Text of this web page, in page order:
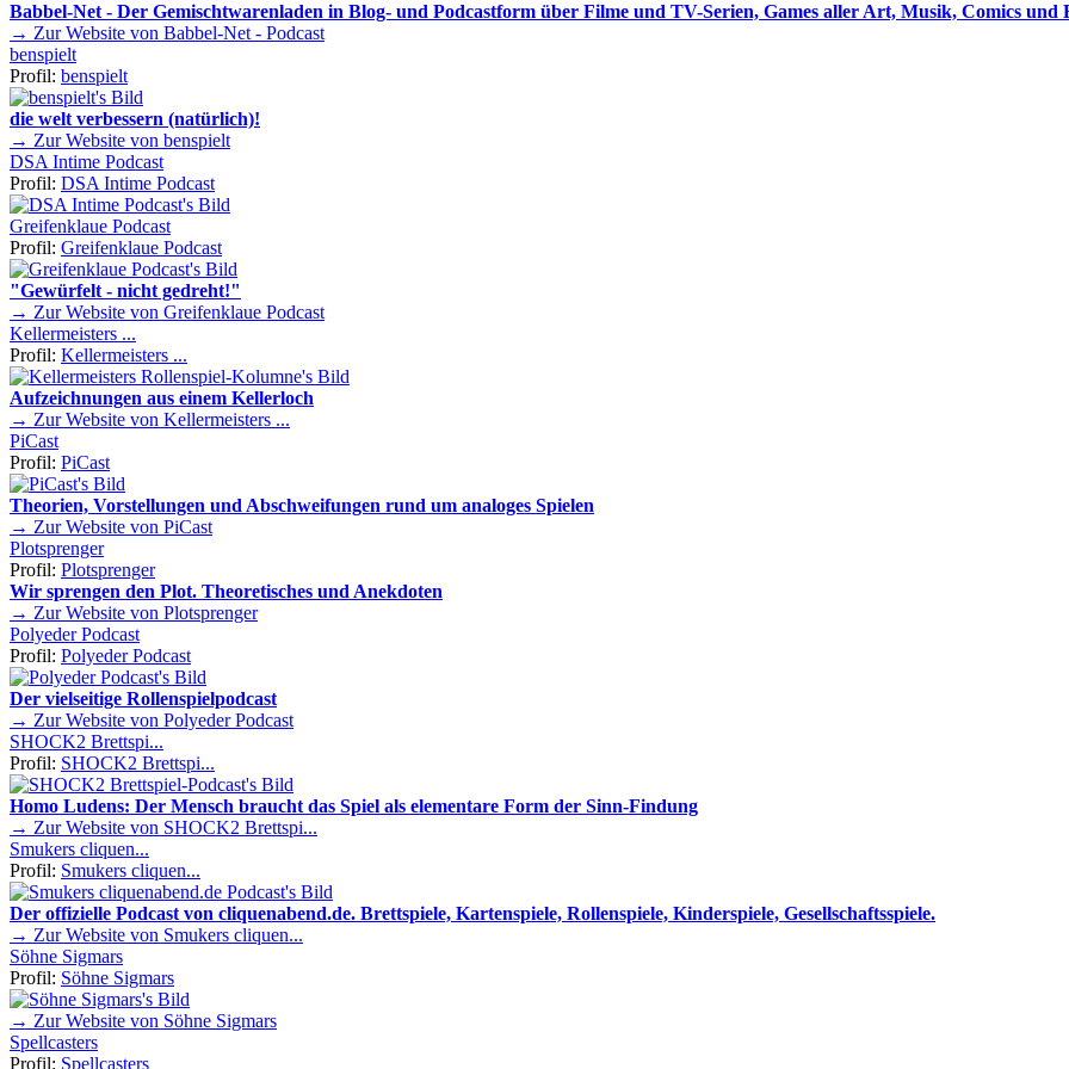
Babbel-Net - Der Gemischtwarenladen in Blog- und Podcastform über Filme und TV-Serien, Games aller Art, Musik, Comics und
→ Zur Website von Babbel-Net - Podcast
benspielt
Profil: benspielt
die welt verbessern (natürlich)!
→ Zur Website von benspielt
DSA Intime Podcast
Profil: DSA Intime Podcast
Greifenklaue Podcast
Profil: Greifenklaue Podcast
"Gewürfelt - nicht gedreht!"
→ Zur Website von Greifenklaue Podcast
Kellermeisters ...
Profil: Kellermeisters ...
Aufzeichnungen aus einem Kellerloch
→ Zur Website von Kellermeisters ...
PiCast
Profil: PiCast
Theorien, Vorstellungen und Abschweifungen rund um analoges Spielen
→ Zur Website von PiCast
Plotsprenger
Profil: Plotsprenger
Wir sprengen den Plot. Theoretisches und Anekdoten
→ Zur Website von Plotsprenger
Polyeder Podcast
Profil: Polyeder Podcast
Der vielseitige Rollenspielpodcast
→ Zur Website von Polyeder Podcast
SHOCK2 Brettspi...
Profil: SHOCK2 Brettspi...
Homo Ludens: Der Mensch braucht das Spiel als elementare Form der Sinn-Findung
→ Zur Website von SHOCK2 Brettspi...
Smukers cliquen...
Profil: Smukers cliquen...
Der offizielle Podcast von cliquenabend.de. Brettspiele, Kartenspiele, Rollenspiele, Kinderspiele, Gesellschaftsspiele.
→ Zur Website von Smukers cliquen...
Söhne Sigmars
Profil: Söhne Sigmars
→ Zur Website von Söhne Sigmars
Spellcasters
Profil: Spellcasters